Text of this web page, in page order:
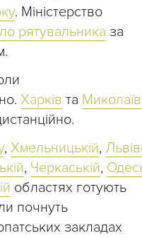
. Міністерство
рятувальника за
Харків та Миколаїв
, Хмельницькій,
, Черкаській,
областях готують
почнуть
закладах